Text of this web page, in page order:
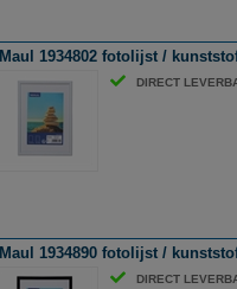
Maul 1934802 fotolijst /
DIRECT
Maul 1934890 fotolijst /
DIRECT